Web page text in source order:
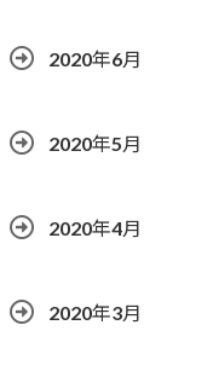
2020年6月
2020年5月
2020年4月
2020年3月